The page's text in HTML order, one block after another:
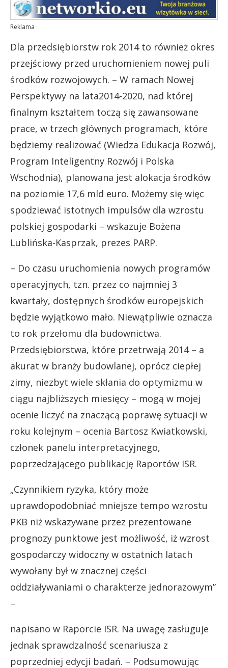
Reklama
Dla przedsiębiorstw rok 2014 to również okres
przejściowy przed uruchomieniem nowej puli
środków rozwojowych. – W ramach Nowej
Perspektywy na lata2014-2020, nad której
finalnym kształtem toczą się zawansowane
prace, w trzech głównych programach, które
będziemy realizować (Wiedza Edukacja Rozwój,
Program Inteligentny Rozwój i Polska
Wschodnia), planowana jest alokacja środków
na poziomie 17,6 mld euro. Możemy się więc
spodziewać istotnych impulsów dla wzrostu
polskiej gospodarki – wskazuje Bożena
Lublińska-Kasprzak, prezes PARP.
– Do czasu uruchomienia nowych programów
operacyjnych, tzn. przez co najmniej 3
kwartały, dostępnych środków europejskich
będzie wyjątkowo mało. Niewątpliwie oznacza
to rok przełomu dla budownictwa.
Przedsiębiorstwa, które przetrwają 2014 – a
akurat w branży budowlanej, oprócz ciepłej
zimy, niezbyt wiele skłania do optymizmu w
ciągu najbliższych miesięcy – mogą w mojej
ocenie liczyć na znaczącą poprawę sytuacji w
roku kolejnym – ocenia Bartosz Kwiatkowski,
członek panelu interpretacyjnego,
poprzedzającego publikację Raportów ISR.
„Czynnikiem ryzyka, który może
uprawdopodobniać mniejsze tempo wzrostu
PKB niż wskazywane przez prezentowane
prognozy punktowe jest możliwość, iż wzrost
gospodarczy widoczny w ostatnich latach
wywołany był w znacznej części
oddziaływaniami o charakterze jednorazowym”
–
napisano w Raporcie ISR. Na uwagę zasługuje
jednak sprawdzalność scenariusza z
poprzedniej edycji badań. – Podsumowując